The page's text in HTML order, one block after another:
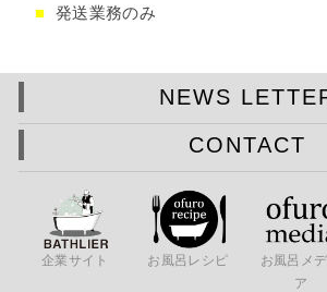
■ 発送業務のみ
NEWS
CONTACT
企業サイト お風呂レシピ
お風呂メ
ア